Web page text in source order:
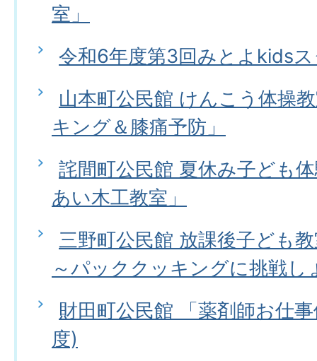
室」
令和6年度第3回みとよkids
山本町公民館 けんこう体操
キング＆膝痛予防」
詫間町公民館 夏休み子ども
あい木工教室」
三野町公民館 放課後子ども
～パッククッキングに挑戦し
財田町公民館 「薬剤師お仕
度)